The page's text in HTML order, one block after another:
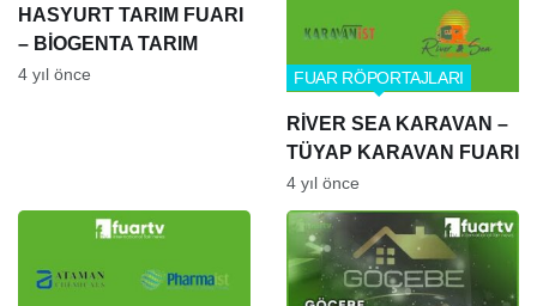
HASYURT TARIM FUARI
– BİOGENTA TARIM
4 yıl önce
RİVER SEA KARAVAN –
TÜYAP KARAVAN FUARI
FUAR RÖPORTAJLARI
4 yıl önce